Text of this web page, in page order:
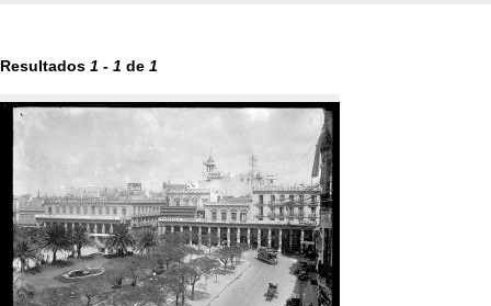
Resultados 1 - 1 de 1